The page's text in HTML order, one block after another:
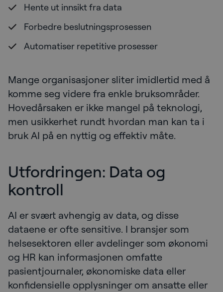
Hente ut innsikt fra data
Forbedre beslutningsprosessen
Automatiser repetitive prosesser
Mange organisasjoner sliter imidlertid med å
komme seg videre fra enkle bruksområder.
Hovedårsaken er ikke mangel på teknologi,
men usikkerhet rundt hvordan man kan ta i
bruk AI på en nyttig og effektiv måte.
Utfordringen: Data og
kontroll
AI er svært avhengig av data, og disse
dataene er ofte sensitive. I bransjer som
helsesektoren eller avdelinger som økonomi
og HR kan informasjonen omfatte
pasientjournaler, økonomiske data eller
konfidensielle opplysninger om ansatte eller